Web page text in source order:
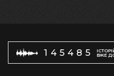
145485
ВЖЕ